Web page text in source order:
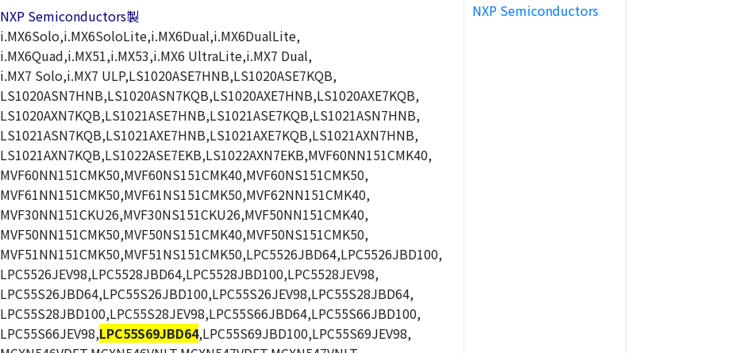
NXP Semiconductors製
i.MX6Solo,i.MX6SoloLite,i.MX6Dual,i.MX6DualLite,
i.MX6Quad,i.MX51,i.MX53,i.MX6 UltraLite,i.MX7 Dual,
i.MX7 Solo,i.MX7 ULP,LS1020ASE7HNB,LS1020ASE7KQB,
LS1020ASN7HNB,LS1020ASN7KQB,LS1020AXE7HNB,LS1020AXE7KQB,
LS1020AXN7KQB,LS1021ASE7HNB,LS1021ASE7KQB,LS1021ASN7HNB,
LS1021ASN7KQB,LS1021AXE7HNB,LS1021AXE7KQB,LS1021AXN7HNB,
LS1021AXN7KQB,LS1022ASE7EKB,LS1022AXN7EKB,MVF60NN151CMK40,
MVF60NN151CMK50,MVF60NS151CMK40,MVF60NS151CMK50,
MVF61NN151CMK50,MVF61NS151CMK50,MVF62NN151CMK40,
MVF30NN151CKU26,MVF30NS151CKU26,MVF50NN151CMK40,
MVF50NN151CMK50,MVF50NS151CMK40,MVF50NS151CMK50,
MVF51NN151CMK50,MVF51NS151CMK50,LPC5526JBD64,LPC5526JBD100,
LPC5526JEV98,LPC5528JBD64,LPC5528JBD100,LPC5528JEV98,
LPC55S26JBD64,LPC55S26JBD100,LPC55S26JEV98,LPC55S28JBD64,
LPC55S28JBD100,LPC55S28JEV98,LPC55S66JBD64,LPC55S66JBD100,
LPC55S66JEV98,LPC55S69JBD64,LPC55S69JBD100,LPC55S69JEV98,
NXP Semiconductors